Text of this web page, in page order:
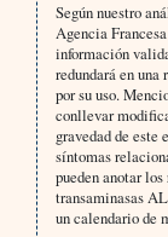
Según nuestro
Agencia
información
redundará en
por su uso.
conllevar
gravedad de
síntomas
pueden anotar
transaminasas
un calendario de